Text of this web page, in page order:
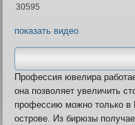
Архив
30595
показать видео
Профессия ювелира
она позволяет увеличить
профессию можно только
острове. Из бирюзы